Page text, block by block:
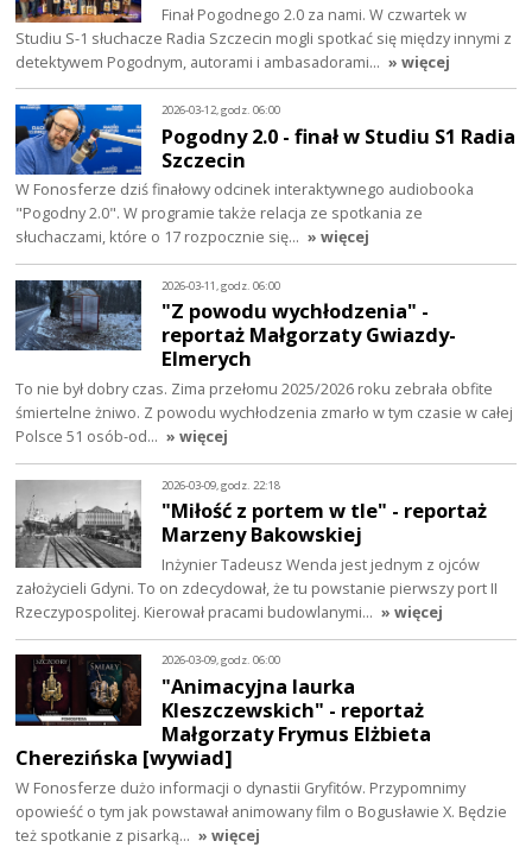
Finał Pogodnego 2.0 za nami. W czwartek w
Studiu S-1 słuchacze Radia Szczecin mogli spotkać się między innymi z
detektywem Pogodnym, autorami i ambasadorami… » więcej
2026-03-12, godz. 06:00
Pogodny 2.0 - finał w Studiu S1 Radia
Szczecin
W Fonosferze dziś finałowy odcinek interaktywnego audiobooka
"Pogodny 2.0". W programie także relacja ze spotkania ze
słuchaczami, które o 17 rozpocznie się… » więcej
2026-03-11, godz. 06:00
"Z powodu wychłodzenia" -
reportaż Małgorzaty Gwiazdy-
Elmerych
To nie był dobry czas. Zima przełomu 2025/2026 roku zebrała obfite
śmiertelne żniwo. Z powodu wychłodzenia zmarło w tym czasie w całej
Polsce 51 osób-od… » więcej
2026-03-09, godz. 22:18
"Miłość z portem w tle" - reportaż
Marzeny Bakowskiej
Inżynier Tadeusz Wenda jest jednym z ojców
założycieli Gdyni. To on zdecydował, że tu powstanie pierwszy port II
Rzeczypospolitej. Kierował pracami budowlanymi… » więcej
2026-03-09, godz. 06:00
"Animacyjna laurka
Kleszczewskich" - reportaż
Małgorzaty Frymus Elżbieta
Cherezińska [wywiad]
W Fonosferze dużo informacji o dynastii Gryfitów. Przypomnimy
opowieść o tym jak powstawał animowany film o Bogusławie X. Będzie
też spotkanie z pisarką… » więcej